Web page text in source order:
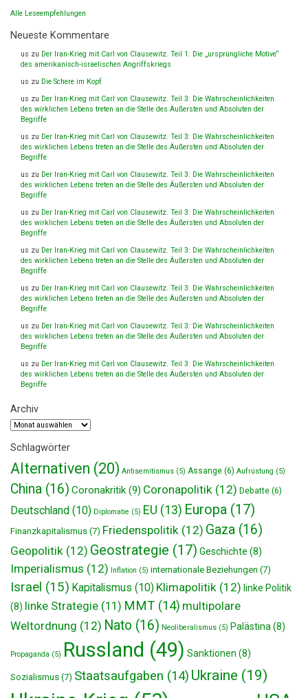
Alle Leseempfehlungen
Neueste Kommentare
us zu Der Iran-Krieg mit Carl von Clausewitz. Teil 1: Die „ursprüngliche Motive“
des amerikanisch-israelischen Angriffskriegs
us zu Die Schere im Kopf
us zu Der Iran-Krieg mit Carl von Clausewitz. Teil 3: Die Wahrscheinlichkeiten
des wirklichen Lebens treten an die Stelle des Äußersten und Absoluten der
Begriffe
us zu Der Iran-Krieg mit Carl von Clausewitz. Teil 3: Die Wahrscheinlichkeiten
des wirklichen Lebens treten an die Stelle des Äußersten und Absoluten der
Begriffe
us zu Der Iran-Krieg mit Carl von Clausewitz. Teil 3: Die Wahrscheinlichkeiten
des wirklichen Lebens treten an die Stelle des Äußersten und Absoluten der
Begriffe
us zu Der Iran-Krieg mit Carl von Clausewitz. Teil 3: Die Wahrscheinlichkeiten
des wirklichen Lebens treten an die Stelle des Äußersten und Absoluten der
Begriffe
us zu Der Iran-Krieg mit Carl von Clausewitz. Teil 3: Die Wahrscheinlichkeiten
des wirklichen Lebens treten an die Stelle des Äußersten und Absoluten der
Begriffe
us zu Der Iran-Krieg mit Carl von Clausewitz. Teil 3: Die Wahrscheinlichkeiten
des wirklichen Lebens treten an die Stelle des Äußersten und Absoluten der
Begriffe
us zu Der Iran-Krieg mit Carl von Clausewitz. Teil 3: Die Wahrscheinlichkeiten
des wirklichen Lebens treten an die Stelle des Äußersten und Absoluten der
Begriffe
us zu Der Iran-Krieg mit Carl von Clausewitz. Teil 3: Die Wahrscheinlichkeiten
des wirklichen Lebens treten an die Stelle des Äußersten und Absoluten der
Begriffe
Archiv
Archiv
Schlagwörter
Alternativen (20) Antisemitismus (5) Assange (6) Aufrüstung (5)
China (16) Coronakritik (9) Coronapolitik (12) Debatte (6)
Deutschland (10) Diplomatie (5) EU (13) Europa (17)
Finanzkapitalismus (7) Friedenspolitik (12) Gaza (16)
Geopolitik (12) Geostrategie (17) Geschichte (8)
Imperialismus (12) Inflation (5) internationale Beziehungen (7)
Israel (15) Kapitalismus (10) Klimapolitik (12) linke Politik
(8) linke Strategie (11) MMT (14) multipolare
Weltordnung (12) Nato (16) Neoliberalismus (5) Palästina(8)
Propaganda (5) Russland (49) Sanktionen (8)
Sozialismus (7) Staatsaufgaben (14) Ukraine (19)